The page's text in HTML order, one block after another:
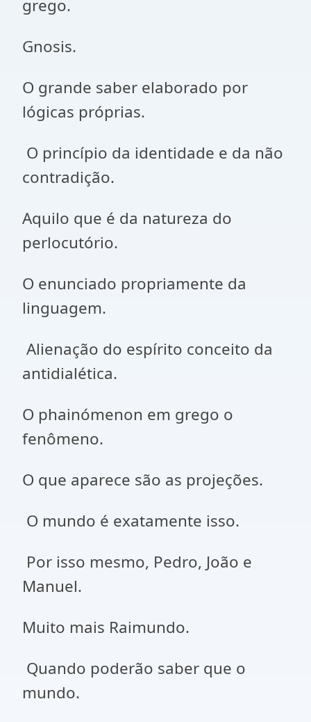
grego.
Gnosis.
O grande saber elaborado por
lógicas próprias.
O princípio da identidade e da não
contradição.
Aquilo que é da natureza do
perlocutório.
O enunciado propriamente da
linguagem.
Alienação do espírito conceito da
antidialética.
O phainómenon em grego o
fenômeno.
O que aparece são as projeções.
O mundo é exatamente isso.
Por isso mesmo, Pedro, João e
Manuel.
Muito mais Raimundo.
Quando poderão saber que o
mundo.